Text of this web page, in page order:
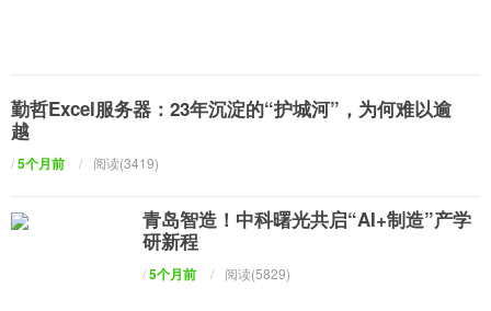
勤哲Excel服务器：23年沉淀的“护城河”，为何难以逾
越
/5个月前 / 阅读(3419)
青岛智造！中科曙光共启“AI+制造”产学
研新程
/5个月前 / 阅读(5829)